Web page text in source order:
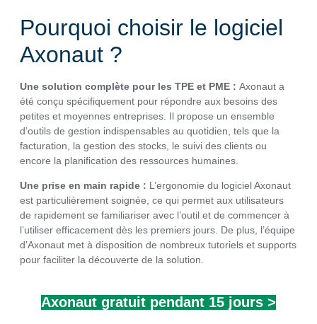
Pourquoi choisir le logiciel
Axonaut ?
Une solution complète pour les TPE et PME : Axonaut a
été conçu spécifiquement pour répondre aux besoins des
petites et moyennes entreprises. Il propose un ensemble
d’outils de gestion indispensables au quotidien, tels que la
facturation, la gestion des stocks, le suivi des clients ou
encore la planification des ressources humaines.
Une prise en main rapide : L’ergonomie du logiciel Axonaut
est particulièrement soignée, ce qui permet aux utilisateurs
de rapidement se familiariser avec l’outil et de commencer à
l’utiliser efficacement dès les premiers jours. De plus, l’équipe
d’Axonaut met à disposition de nombreux tutoriels et supports
pour faciliter la découverte de la solution.
Axonaut gratuit pendant 15 jours >